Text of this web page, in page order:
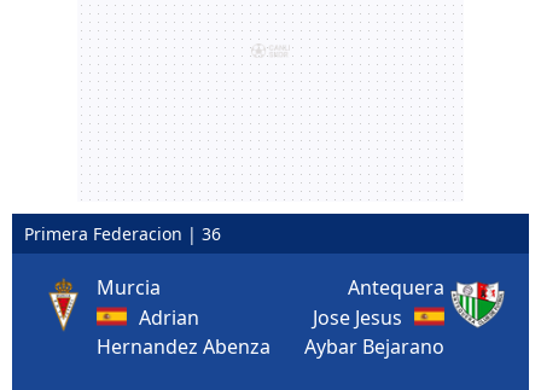
Primera Federacion | 36
Murcia
Adrian
Hernandez Abenza
Antequera
Jose Jesus
Aybar Bejarano